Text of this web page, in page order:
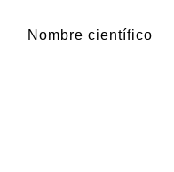
Nombre científico